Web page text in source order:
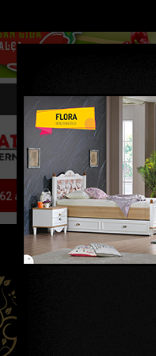
BIST 13.744
HATAY
sazlık alanda yangın